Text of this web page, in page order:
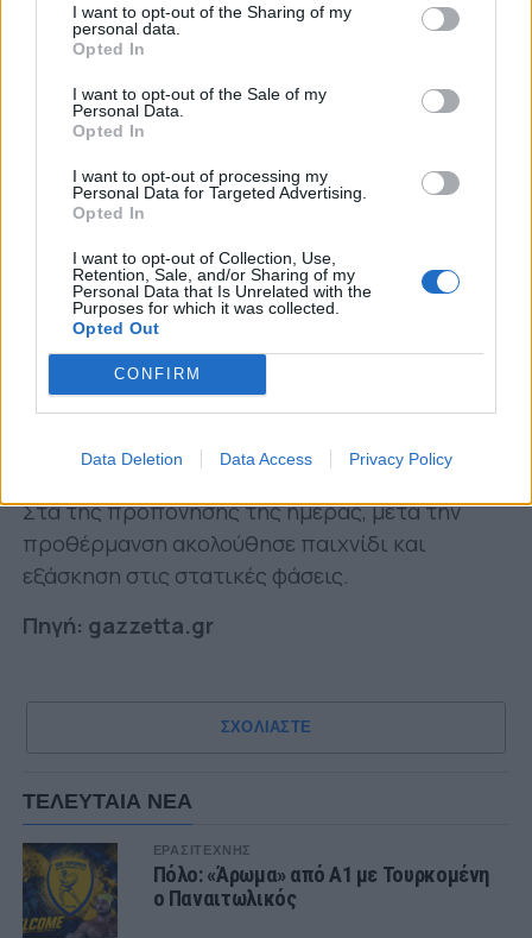
I want to opt-out of the Sharing of my
personal data.
Opted In
I want to opt-out of the Sale of my
Personal Data.
Opted In
I want to opt-out of processing my
Personal Data for Targeted Advertising.
Opted In
I want to opt-out of Collection, Use,
Retention, Sale, and/or Sharing of my
Personal Data that Is Unrelated with the
Purposes for which it was collected.
Opted Out
CONFIRM
Data Deletion Data Access Privacy Policy
ΜαουρίσιοκαιΜολό.
συμμετοχής στην αναμέτρηση αφού έχει
δηλωθεί να
εκτίσει τιμωρία λόγω καρτών
Σωτήρης
Αλεξανδρόπουλος.
Αναλυτικά η αποστολή του Παναθηναϊκού:
Διούδης, Ξενόπουλος, Χριστογεώργος,
Χουάνκαρ, Βέλεθ, Αγιούμπ, Μακέντα,
Χατζηγιοβάνης, Χατζηθεοδωρίδης, Σάντσες,
Νιάς, Βιγιαφάνιες, Αϊτόρ, Ενγκμπακοτό,
Μολό, Τζαβίδας, Μαουρίσιο, Καμπετσής.
Στα της προπόνησης της ημέρας, μετά την
προθέρμανση ακολούθησε παιχνίδι και
εξάσκηση στις στατικές φάσεις.
Πηγή: gazzetta.gr
ΣΧΟΛΙΑΣΤΕ
ΤΕΛΕΥΤΑΙΑ ΝΕΑ
ΕΡΑΣΙΤΕΧΝΗΣ
Πόλο: «Άρωμα» από Α1 με Τουρκομένη
ο Παναιτωλικός